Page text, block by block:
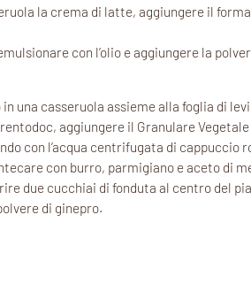
la crema di latte, aggiungere il
con l’olio e aggiungere la
in una casseruola assieme alla foglia di
aggiungere il Granulare
con l’acqua centrifugata di cappuccio
con burro, parmigiano e aceto di
due cucchiai di fonduta al centro del
di ginepro.